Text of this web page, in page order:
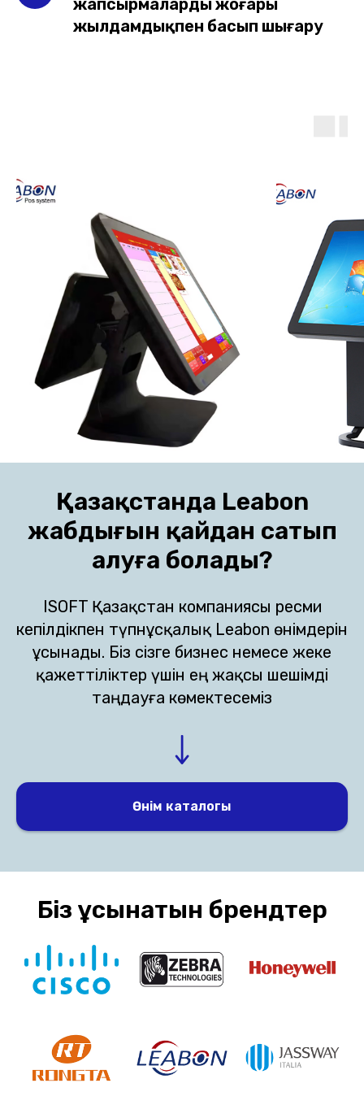
жапсырмаларды жоғары
жылдамдықпен басып шығару
Қазақстанда Leabon
жабдығын қайдан сатып
алуға болады?
ISOFT Қазақстан компаниясы ресми
кепілдікпен түпнұсқалық Leabon өнімдерін
ұсынады. Біз сізге бизнес немесе жеке
қажеттіліктер үшін ең жақсы шешімді
таңдауға көмектесеміз
Өнім каталогы
Біз ұсынатын брендтер